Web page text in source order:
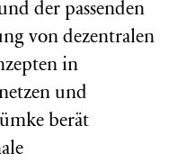
der passenden
von dezentralen
in
und
berät